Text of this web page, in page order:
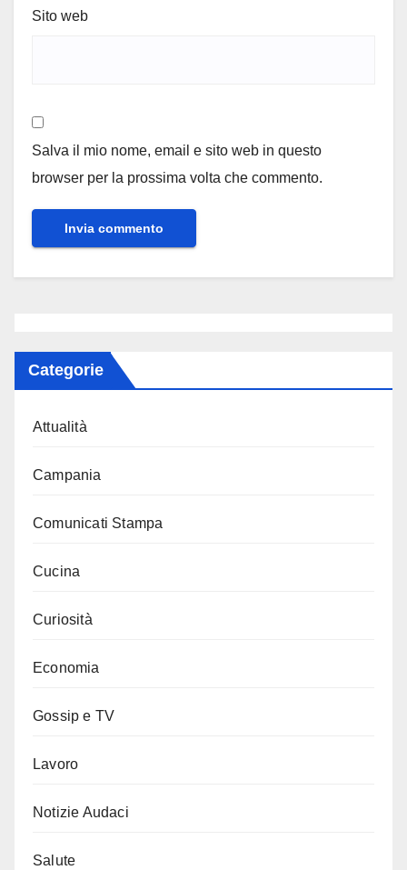
Sito web
Salva il mio nome, email e sito web in questo
browser per la prossima volta che commento.
Categorie
Attualità
Campania
Comunicati Stampa
Cucina
Curiosità
Economia
Gossip e TV
Lavoro
Notizie Audaci
Salute